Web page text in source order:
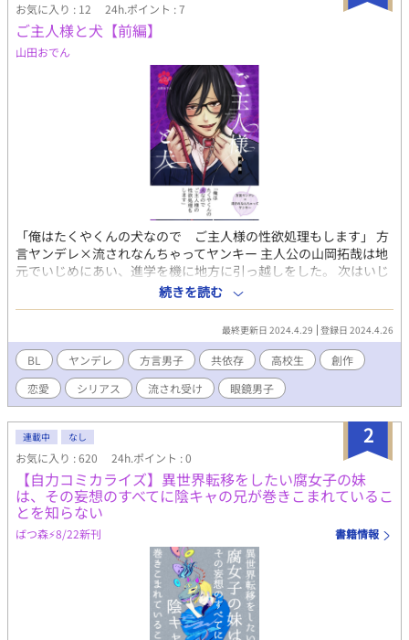
お気に入り : 12 24h.ポイント : 7
ご主人様と犬【前編】
山田おでん
「俺はたくやくんの犬なので ご主人様の性欲処理もします」 方
言ヤンデレ×流されなんちゃってヤンキー 主人公の山岡拓哉は地
元でいじめにあい、進学を機に地方に引っ越しをした。 次はいじ
められる前にいじめてやる！と見た目もヤンキー風にイメチェン
して 後ろの席のいかにも暗そうなクラスメイト吉田奏に目をつけ
る。 「お前、今日から俺の犬な！」 そう言われた奏は拓哉の想像
とは裏腹に、笑顔で嬉しそうに受け入れるのであった。 それから
拓哉と奏の関係がはじまっていく。 ※途中無理矢理な描写があり
ますが最終的にはハッピーエンドです。 こちらはＷＥＢ用に局部
修正をおこなったものになります。 ＢＯＯＴＨにて販売中の紙版
は黒線修正+描きおろし漫画付きになっております。
続きを読む
最終更新日 2024.4.29 登録日 2024.4.26
BL ヤンデレ 方言男子 共依存 高校生
創作
恋愛
シリアス 流され受け 眼鏡男子
2
連載中 なし
お気に入り : 620 24h.ポイント : 0
【自力コミカライズ】異世界転移をしたい腐女子の妹
は、その妄想のすべてに陰キャの兄が巻きこまれているこ
とを知らない
ばつ森⚡️8/22新刊 書籍情報